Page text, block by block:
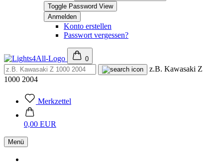
Toggle Password View
Konto erstellen
Passwort vergessen?
0
z.B. Kawasaki Z
1000 2004
Merkzettel
0,00 EUR
Menü